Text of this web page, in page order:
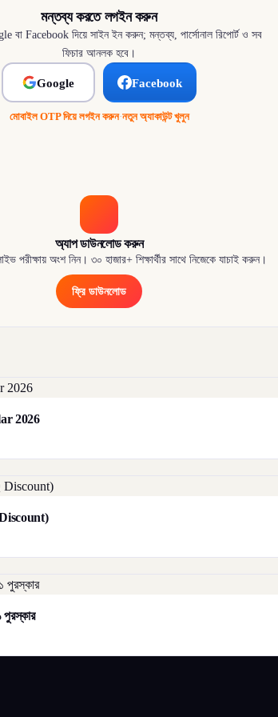
মন্তব্য করতে লগইন করুন
বা Facebook দিয়ে সাইন ইন করুন; মন্তব্য, পার্সোনাল রিপোর্ট ও সব
ফিচার আনলক হবে।
Google Facebook
মোবাইল OTP দিয়ে লগইন করুন·নতুন অ্যাকাউন্ট খুলুন
অ্যাপ ডাউনলোড করুন
পরীক্ষায় অংশ নিন। ৩০ হাজার+ শিক্ষার্থীর সাথে নিজেকে যাচাই করুন।
ফ্রি ডাউনলোড
2026
Discount)